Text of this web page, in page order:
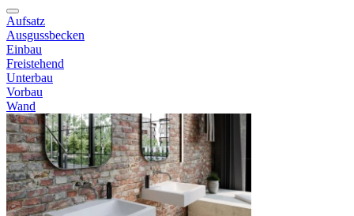
Aufsatz
Ausgussbecken
Einbau
Freistehend
Unterbau
Vorbau
Wand